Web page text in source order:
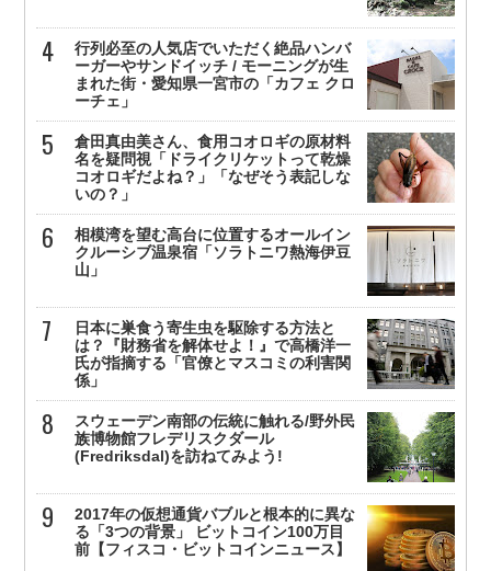
行列必至の人気店でいただく絶品ハンバ
ーガーやサンドイッチ / モーニングが生
まれた街・愛知県一宮市の「カフェ クロ
ーチェ」
倉田真由美さん、食用コオロギの原材料
名を疑問視「ドライクリケットって乾燥
コオロギだよね？」「なぜそう表記しな
いの？」
相模湾を望む高台に位置するオールイン
クルーシブ温泉宿「ソラトニワ熱海伊豆
山」
日本に巣食う寄生虫を駆除する方法と
は？『財務省を解体せよ！』で高橋洋一
氏が指摘する「官僚とマスコミの利害関
係」
スウェーデン南部の伝統に触れる/野外民
族博物館フレデリスクダール
(Fredriksdal)を訪ねてみよう!
2017年の仮想通貨バブルと根本的に異な
る「3つの背景」 ビットコイン100万目
前【フィスコ・ビットコインニュース】